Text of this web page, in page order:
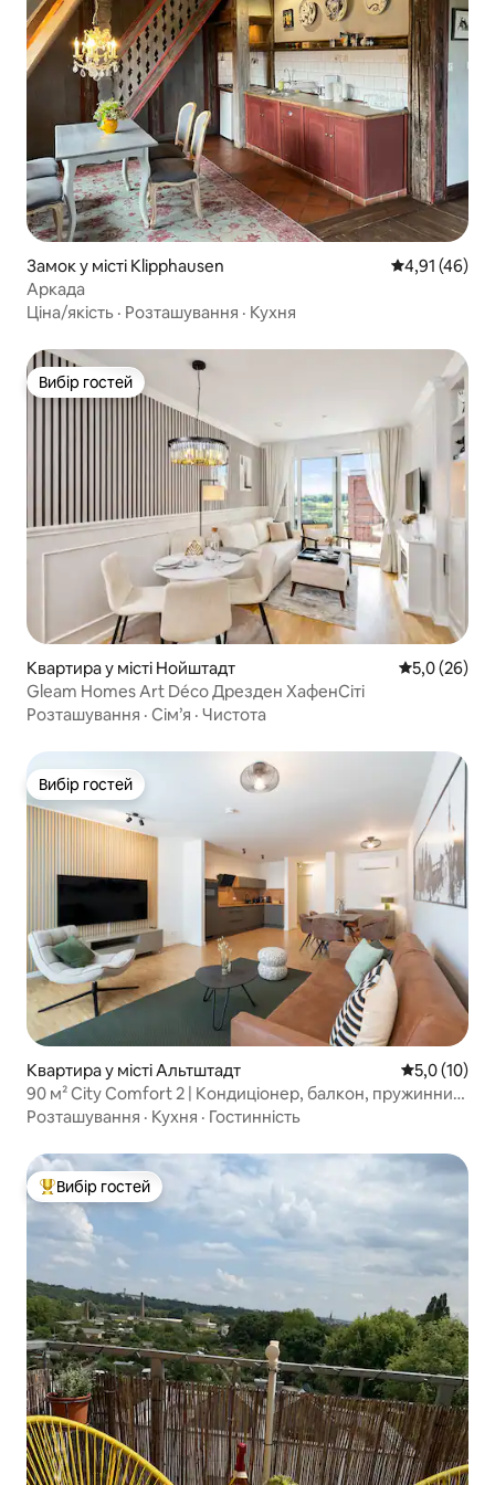
Замок у місті Klipphausen Середня
4,91 (46)
Аркада
Ціна/якість · Розташування · Кухня
Вибір гостей
Вибір гостей
Квартира у місті Нойштадт Середня
5,0 (26)
Gleam Homes Art Déco Дрезден ХафенСіті
Розташування · Сім’я · Чистота
Вибір гостей
Вибір гостей
Квартира у місті Альтштадт Середня
5,0 (10)
90 м² City Comfort 2 | Кондиціонер, балкон, пружинний
матрац
Розташування · Кухня · Гостинність
Топ вибір гостей
Вибір гостей